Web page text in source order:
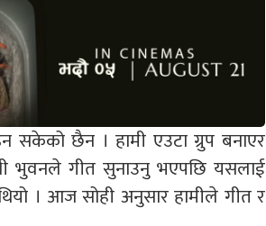
सकेको छैन । हामी एउटा ग्रुप बनाएर
भुवनले गीत सुनाउनु भएपछि यसलाई
। आज सोही अनुसार हामीले गीत र